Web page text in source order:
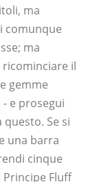
ma
comunque
ma
il
gemme
e prosegui
Se si
una barra
cinque
Fluff